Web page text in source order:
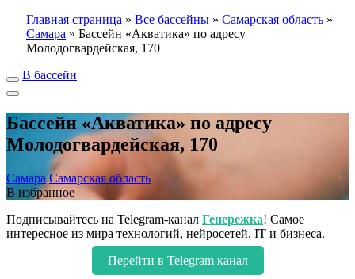
Главная страница » Все бассейны » Самарская область »
Самара » Бассейн «Акватика» по адресу
Молодогвардейская, 170
В бассейн
Бассейн «Акватика» по адресу
Молодогвардейская, 170
Самара Самарская область
В избранное
Подписывайтесь на Telegram-канал Генережка! Самое
интересное из мира технологий, нейросетей, IT и бизнеса.
Перейти в Telegram канал